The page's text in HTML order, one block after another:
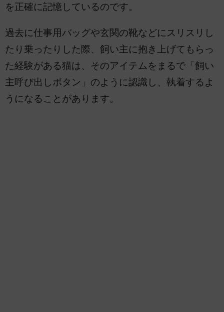
を正確に記憶しているのです。
過去に仕事用バッグや玄関の靴などにスリスリし
たり乗ったりした際、飼い主に抱き上げてもらっ
た経験がある猫は、そのアイテムをまるで「飼い
主呼び出しボタン」のように認識し、執着するよ
うになることがあります。